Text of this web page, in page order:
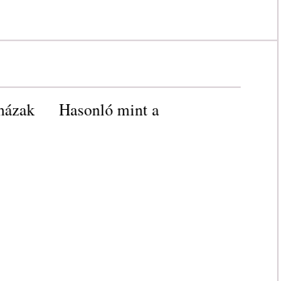
Hasonló mint a